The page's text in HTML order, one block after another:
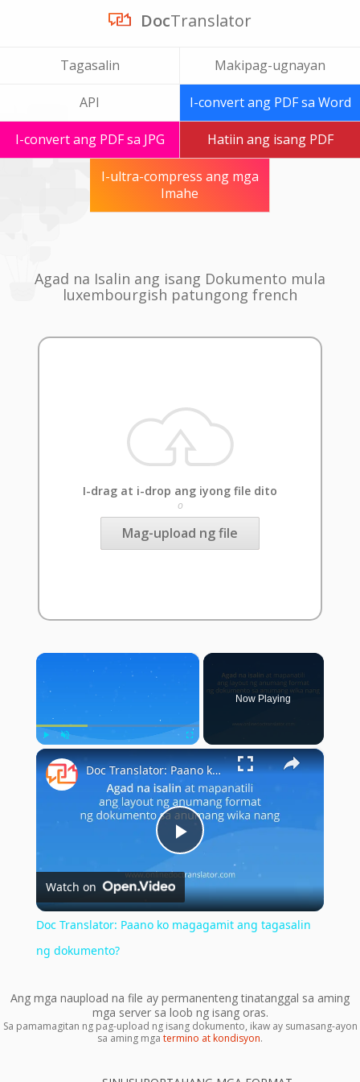
DocTranslator
Tagasalin Makipag-ugnayan
API I-convert ang PDF sa Word
I-convert ang PDF sa JPG Hatiin ang isang PDF
I-ultra-compress ang mga
Imahe
Agad na Isalin ang isang Dokumento mula
luxembourgish patungong french
I-drag at i-drop ang iyong file dito
o
Mag-upload ng file
×
Play Unmute Fullscreen
Now Playing
×
Play
Video
Doc Translator: Paano ko magagamit ang tagasalin ng dokumento?
Watch on
Doc Translator: Paano ko magagamit ang tagasalin
ng dokumento?
Ang mga naupload na file ay permanenteng tinatanggal sa aming
mga server sa loob ng isang oras.
Sa pamamagitan ng pag-upload ng isang dokumento, ikaw ay sumasang-ayon
sa aming mga termino at kondisyon.